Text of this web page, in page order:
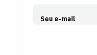
Seu e-mail